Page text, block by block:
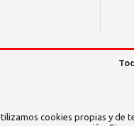
cookies propias y de